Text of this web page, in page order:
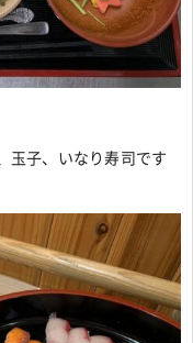
玉子、いなり寿司です